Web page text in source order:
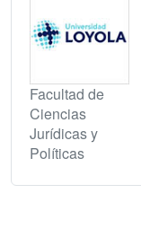
Facultad de
Ciencias
Jurídicas y
Políticas